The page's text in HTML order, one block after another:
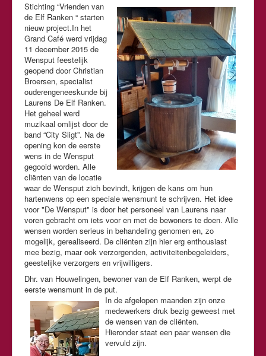
Stichting “Vrienden van
de Elf Ranken “ starten
nieuw project.In het
Grand Café werd vrijdag
11 december 2015 de
Wensput feestelijk
geopend door Christian
Broersen, specialist
ouderengeneeskunde bij
Laurens De Elf Ranken.
Het geheel werd
muzikaal omlijst door de
band “City Sligt”. Na de
opening kon de eerste
wens in de Wensput
gegooid worden. Alle
cliënten van de locatie
waar de Wensput zich bevindt, krijgen de kans om hun
hartenwens op een speciale wensmunt te schrijven. Het idee
voor "De Wensput" is door het personeel van Laurens naar
voren gebracht om iets voor en met de bewoners te doen. Alle
wensen worden serieus in behandeling genomen en, zo
mogelijk, gerealiseerd. De cliënten zijn hier erg enthousiast
mee bezig, maar ook verzorgenden, activiteitenbegeleiders,
geestelijke verzorgers en vrijwilligers.
Dhr. van Houwelingen, bewoner van de Elf Ranken, werpt de
eerste wensmunt in de put.
In de afgelopen maanden zijn onze
medewerkers druk bezig geweest met
de wensen van de cliënten.
Hieronder staat een paar wensen die
vervuld zijn.